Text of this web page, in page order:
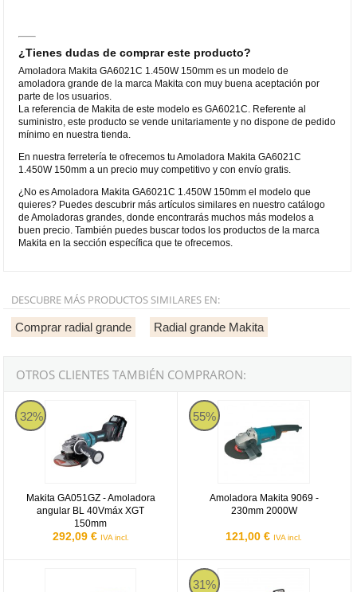
¿Tienes dudas de comprar este producto?
Amoladora Makita GA6021C 1.450W 150mm es un modelo de
amoladora grande de la marca Makita con muy buena aceptación por
parte de los usuarios.
La referencia de Makita de este modelo es GA6021C. Referente al
suministro, este producto se vende unitariamente y no dispone de pedido
mínimo en nuestra tienda.
En nuestra ferretería te ofrecemos tu Amoladora Makita GA6021C
1.450W 150mm a un precio muy competitivo y con envío gratis.
¿No es Amoladora Makita GA6021C 1.450W 150mm el modelo que
quieres? Puedes descubrir más artículos similares en nuestro catálogo
de Amoladoras grandes, donde encontrarás muchos más modelos a
buen precio. También puedes buscar todos los productos de la marca
Makita en la sección específica que te ofrecemos.
DESCUBRE MÁS PRODUCTOS SIMILARES EN:
Comprar radial grande Radial grande Makita
OTROS CLIENTES TAMBIÉN COMPRARON:
32%
Makita GA051GZ - Amoladora
angular BL 40Vmáx XGT
150mm
292,09 € IVA incl.
Makita GA051GZ
55%
Amoladora Makita 9069 -
230mm 2000W
121,00 € IVA incl.
Amoladora Makita 9069 - 230mm
Amoladora Makita 9029F 2100w + SDS-CLIC
31%
Amoladora a batería Makita